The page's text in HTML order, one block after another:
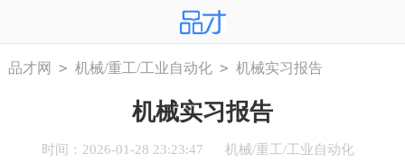
品才网 > 机械/重工/工业自动化 > 机械实习报告
机械实习报告
时间：2026-01-28 23:23:47 机械/重工/工业自动化